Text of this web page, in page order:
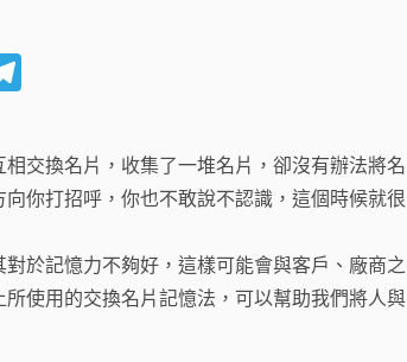
e
g
ra
m
交換名片，收集了一堆名片，卻沒有辦法將名
你打招呼，你也不敢說不認識，這個時候就很
於記憶力不夠好，這樣可能會與客戶、廠商之
使用的交換名片記憶法，可以幫助我們將人與